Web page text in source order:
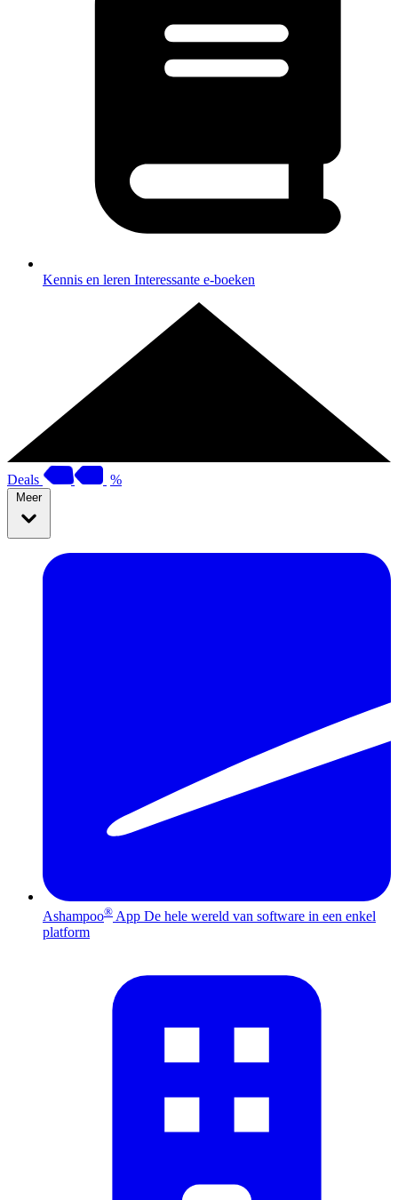
Kennis en leren Interessante e-boeken
Deals %
Meer
Ashampoo® App De hele wereld van software in een enkel
platform